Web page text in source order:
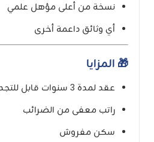
نسخة من أعلى مؤهل علمي
أي وثائق داعمة أخرى
🎁 المزايا
عقد لمدة 3 سنوات قابل للتجديد
راتب معفى من الضرائب
سكن مفروش